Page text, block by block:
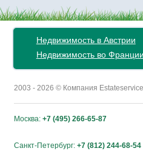
Недвижимость в Австрии
Недвижимость во Франции
2003 - 2026 © Компания
Москва: +7 (495) 266-65-87
Санкт-Петербург: +7 (812) 244-68-54